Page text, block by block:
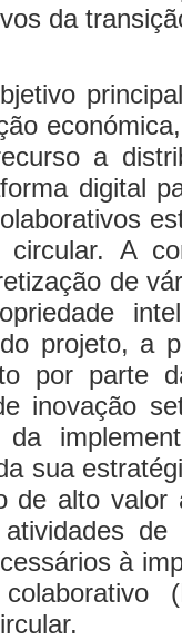
da
a
digital
A
de
projeto, a
por parte
inovação
da
sua
de alto
de
à